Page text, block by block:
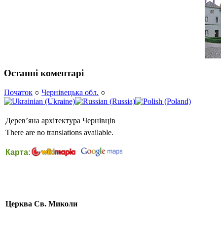
Останні коментарі
Початок ○ Чернівецька обл. ○
Дерев’яна архітектура Чернівців
There are no translations available.
Карта:
Церква Св. Миколи